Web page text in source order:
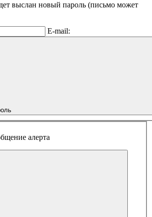
выслан новый пароль (письмо может
E-mail:
алерта